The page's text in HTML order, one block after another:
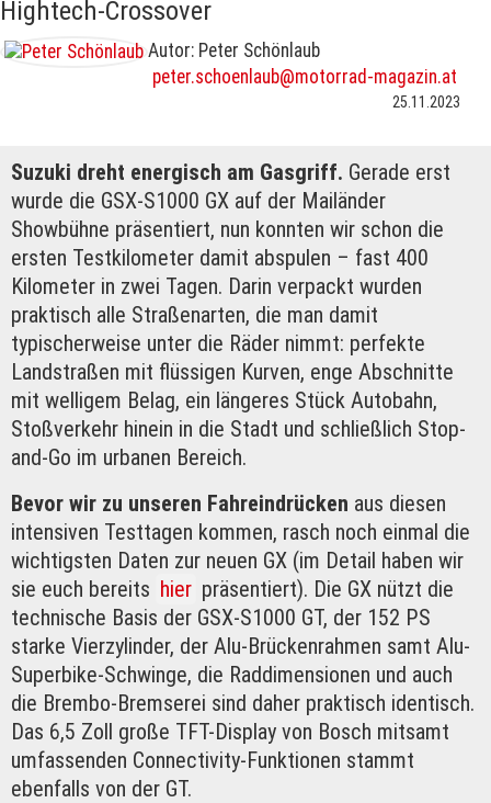
Autor: Peter Schönlaub
peter.schoenlaub@motorrad-magazin.at
25.11.2023
Hightech-Crossover
Suzuki dreht energisch am Gasgriff. Gerade erst
wurde die GSX-S1000 GX auf der Mailänder
Showbühne präsentiert, nun konnten wir schon die
ersten Testkilometer damit abspulen – fast 400
Kilometer in zwei Tagen. Darin verpackt wurden
praktisch alle Straßenarten, die man damit
typischerweise unter die Räder nimmt: perfekte
Landstraßen mit flüssigen Kurven, enge Abschnitte
mit welligem Belag, ein längeres Stück Autobahn,
Stoßverkehr hinein in die Stadt und schließlich Stop-
and-Go im urbanen Bereich.
Bevor wir zu unseren Fahreindrücken aus diesen
intensiven Testtagen kommen, rasch noch einmal die
wichtigsten Daten zur neuen GX (im Detail haben wir
sie euch bereits hier präsentiert). Die GX nützt die
technische Basis der GSX-S1000 GT, der 152 PS
starke Vierzylinder, der Alu-Brückenrahmen samt Alu-
Superbike-Schwinge, die Raddimensionen und auch
die Brembo-Bremserei sind daher praktisch identisch.
Das 6,5 Zoll große TFT-Display von Bosch mitsamt
umfassenden Connectivity-Funktionen stammt
ebenfalls von der GT.